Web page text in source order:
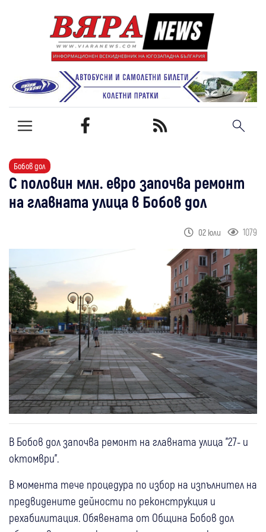
Бобов дол
С половин млн. евро започва ремонт
на главната улица в Бобов дол
02 юли 1079
В Бобов дол започва ремонт на главната улица "27- и
октомври".
В момента тече процедура по избор на изпълнител на
предвидените дейности по реконструкция и
рехабилитация. Обявената от Община Бобов дол